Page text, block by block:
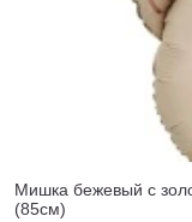
Мишка бежевый с
(85см)